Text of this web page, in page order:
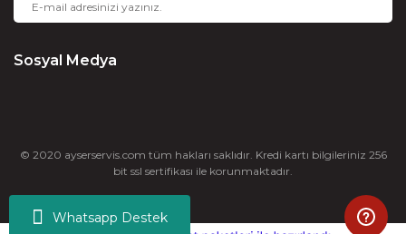
Whatsapp Destek
Sosyal Medya
© 2020 ayserservis.com tüm hakları saklıdır. Kredi kartı bilgileriniz 256
bit ssl sertifikası ile korunmaktadır.